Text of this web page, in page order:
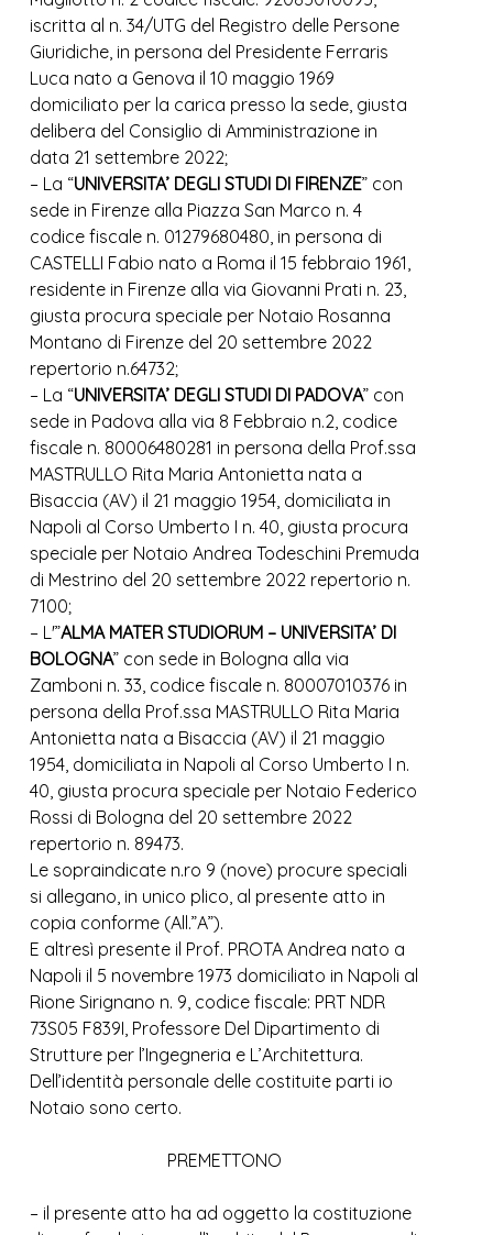
iscritta al n. 34/UTG del Registro delle Persone
Giuridiche, in persona del Presidente Ferraris
Luca nato a Genova il 10 maggio 1969
domiciliato per la carica presso la sede, giusta
delibera del Consiglio di Amministrazione in
data 21 settembre 2022;
– La “UNIVERSITA’ DEGLI STUDI DI FIRENZE” con
sede in Firenze alla Piazza San Marco n. 4
codice fiscale n. 01279680480, in persona di
CASTELLI Fabio nato a Roma il 15 febbraio 1961,
residente in Firenze alla via Giovanni Prati n. 23,
giusta procura speciale per Notaio Rosanna
Montano di Firenze del 20 settembre 2022
repertorio n.64732;
– La “UNIVERSITA’ DEGLI STUDI DI PADOVA” con
sede in Padova alla via 8 Febbraio n.2, codice
fiscale n. 80006480281 in persona della Prof.ssa
MASTRULLO Rita Maria Antonietta nata a
Bisaccia (AV) il 21 maggio 1954, domiciliata in
Napoli al Corso Umberto I n. 40, giusta procura
speciale per Notaio Andrea Todeschini Premuda
di Mestrino del 20 settembre 2022 repertorio n.
7100;
– L'”ALMA MATER STUDIORUM – UNIVERSITA’ DI
BOLOGNA” con sede in Bologna alla via
Zamboni n. 33, codice fiscale n. 80007010376 in
persona della Prof.ssa MASTRULLO Rita Maria
Antonietta nata a Bisaccia (AV) il 21 maggio
1954, domiciliata in Napoli al Corso Umberto I n.
40, giusta procura speciale per Notaio Federico
Rossi di Bologna del 20 settembre 2022
repertorio n. 89473.
Le sopraindicate n.ro 9 (nove) procure speciali
si allegano, in unico plico, al presente atto in
copia conforme (All.”A”).
E altresì presente il Prof. PROTA Andrea nato a
Napoli il 5 novembre 1973 domiciliato in Napoli al
Rione Sirignano n. 9, codice fiscale: PRT NDR
73S05 F839I, Professore Del Dipartimento di
Strutture per l’Ingegneria e L’Architettura.
Dell’identità personale delle costituite parti io
Notaio sono certo.
PREMETTONO
– il presente atto ha ad oggetto la costituzione